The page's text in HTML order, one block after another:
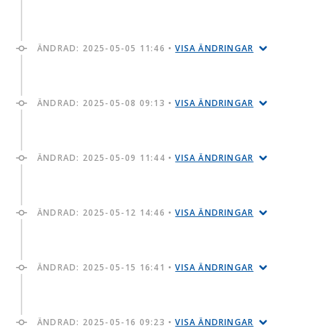
ÄNDRAD: 2025-05-05 11:46 •VISA ÄNDRINGAR
ÄNDRAD: 2025-05-08 09:13 •VISA ÄNDRINGAR
ÄNDRAD: 2025-05-09 11:44 •VISA ÄNDRINGAR
ÄNDRAD: 2025-05-12 14:46 •VISA ÄNDRINGAR
ÄNDRAD: 2025-05-15 16:41 •VISA ÄNDRINGAR
ÄNDRAD: 2025-05-16 09:23 •VISA ÄNDRINGAR